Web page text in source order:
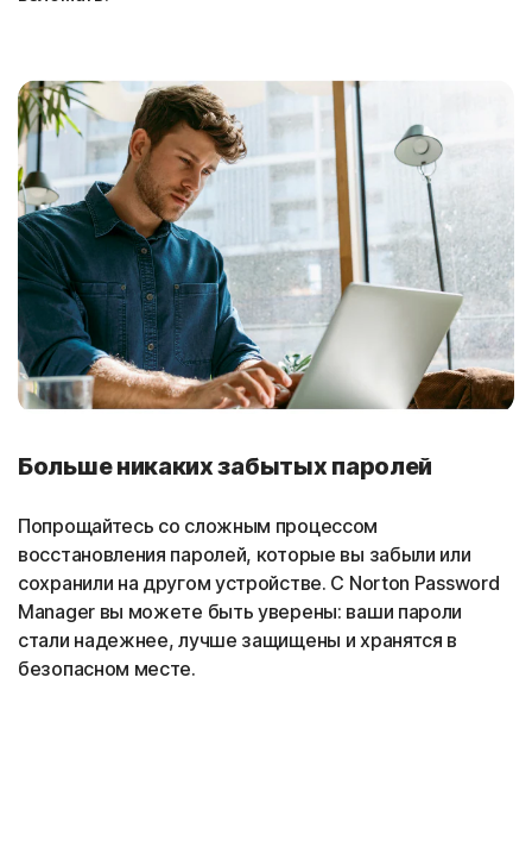
Больше никаких забытых паролей
Попрощайтесь со сложным процессом
восстановления паролей, которые вы забыли или
сохранили на другом устройстве. С Norton Password
Manager вы можете быть уверены: ваши пароли
стали надежнее, лучше защищены и хранятся в
безопасном месте.